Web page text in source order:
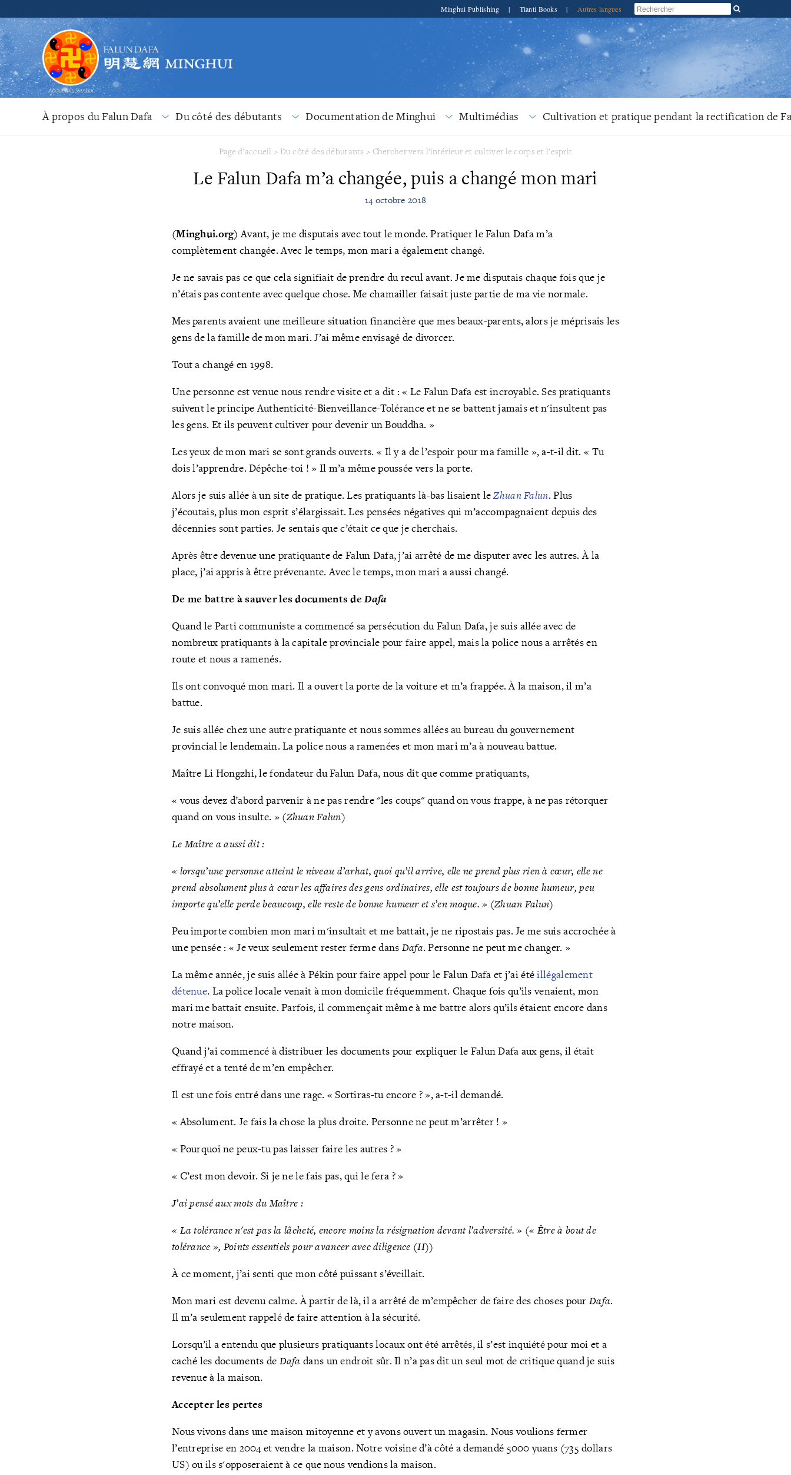
Minghui Publishing | Tianti Books | Autres langues
À propos du Falun Dafa Du côté des débutants Documentation de Minghui Multimédias Cultivation et pratique pendant la rectification de
Page d'accueil > Du côté des débutants > Chercher vers l'intérieur et cultiver le corps et l'esprit
Le Falun Dafa m’a changée, puis a changé mon mari
14 octobre 2018
(Minghui.org) Avant, je me disputais avec tout le monde. Pratiquer le Falun Dafa m’a
complètement changée. Avec le temps, mon mari a également changé.
Je ne savais pas ce que cela signifiait de prendre du recul avant. Je me disputais chaque fois que je
n’étais pas contente avec quelque chose. Me chamailler faisait juste partie de ma vie normale.
Mes parents avaient une meilleure situation financière que mes beaux-parents, alors je méprisais les
gens de la famille de mon mari. J’ai même envisagé de divorcer.
Tout a changé en 1998.
Une personne est venue nous rendre visite et a dit : « Le Falun Dafa est incroyable. Ses pratiquants
suivent le principe Authenticité-Bienveillance-Tolérance et ne se battent jamais et n'insultent pas
les gens. Et ils peuvent cultiver pour devenir un Bouddha. »
Les yeux de mon mari se sont grands ouverts. « Il y a de l’espoir pour ma famille », a-t-il dit. « Tu
dois l’apprendre. Dépêche-toi ! » Il m’a même poussée vers la porte.
Alors je suis allée à un site de pratique. Les pratiquants là-bas lisaient leZhuan Falun. Plus
j’écoutais, plus mon esprit s’élargissait. Les pensées négatives qui m’accompagnaient depuis des
décennies sont parties. Je sentais que c’était ce que je cherchais.
Après être devenue une pratiquante de Falun Dafa, j’ai arrêté de me disputer avec les autres. À la
place, j’ai appris à être prévenante. Avec le temps, mon mari a aussi changé.
De me battre à sauver les documents deDafa
Quand le Parti communiste a commencé sa persécution du Falun Dafa, je suis allée avec de
nombreux pratiquants à la capitale provinciale pour faire appel, mais la police nous a arrêtés en
route et nous a ramenés.
Ils ont convoqué mon mari. Il a ouvert la porte de la voiture et m’a frappée. À la maison, il m’a
battue.
Je suis allée chez une autre pratiquante et nous sommes allées au bureau du gouvernement
provincial le lendemain. La police nous a ramenées et mon mari m’a à nouveau battue.
Maître Li Hongzhi, le fondateur du Falun Dafa, nous dit que comme pratiquants,
« vous devez d’abord parvenir à ne pasrendre "les coups" quand on vous frappe, à ne pas rétorquer
quand on vous insulte. » (Zhuan Falun)
Le Maître a aussi dit :
« lorsqu’une personne atteint le niveau d’arhat, quoi qu’il arrive, elle ne prend plus rien à cœur, elle ne
prend absolument plus à cœur les affaires des gens ordinaires, elle est toujours de bonne humeur, peu
importe qu’elle perde beaucoup, elle reste de bonne humeur et s’en moque. » (Zhuan Falun)
Peu importe combien mon mari m'insultait et me battait, je ne ripostais pas. Je me suis accrochée à
une pensée : « Je veux seulement rester ferme dans Dafa. Personne ne peut me changer. »
La même année, je suis allée à Pékin pour faire appel pour le Falun Dafa et j’ai étéillégalement
détenue. La police locale venait à mon domicile fréquemment. Chaque fois qu’ils venaient, mon
mari me battait ensuite. Parfois, il commençait même à me battre alors qu’ils étaient encore dans
notre maison.
Quand j’ai commencé à distribuer les documents pour expliquer le Falun Dafa aux gens, il était
effrayé et a tenté de m’en empêcher.
Il est une fois entré dans une rage. « Sortiras-tu encore ? », a-t-il demandé.
« Absolument. Je fais la chose la plus droite. Personne ne peut m’arrêter ! »
« Pourquoi ne peux-tu pas laisser faire les autres ? »
« C’est mon devoir. Si je ne le fais pas, qui le fera ? »
J’ai pensé aux mots du Maître :
« La tolérance n'est pas la lâcheté, encore moins la résignation devant l’adversité. » (« Être à bout de
tolérance », Points essentiels pour avancer avec diligence (II))
À ce moment, j’ai senti que mon côté puissant s’éveillait.
Mon mari est devenu calme. À partir de là, il a arrêté de m’empêcher de faire des choses pourDafa.
Il m’a seulement rappelé de faire attention à la sécurité.
Lorsqu’il a entendu que plusieurs pratiquants locaux ont été arrêtés, il s’est inquiété pour moi et a
caché les documents de Dafa dans un endroit sûr. Il n’a pas dit un seul mot de critique quand je suis
revenue à la maison.
Accepter les pertes
Nous vivons dans une maison mitoyenne et y avons ouvert un magasin. Nous voulions fermer
l’entreprise en 2004 et vendre la maison. Notre voisine d’à côté a demandé 5000 yuans (735 dollars
US) ou ils s'opposeraient à ce que nous vendions la maison.